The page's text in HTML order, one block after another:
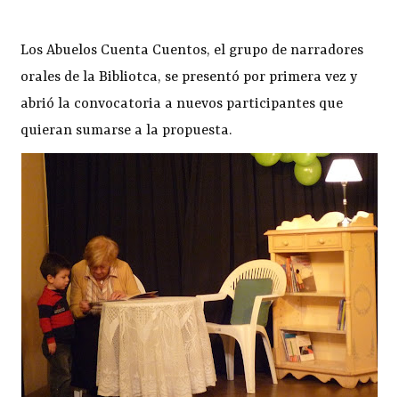
Los Abuelos Cuenta Cuentos, el grupo de narradores
orales de la Bibliotca, se presentó por primera vez y
abrió la convocatoria a nuevos participantes que
quieran sumarse a la propuesta.